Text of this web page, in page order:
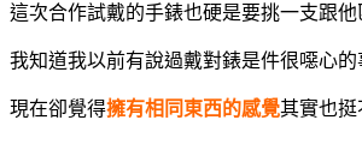
這次合作試戴的手錶也硬是要挑一支跟
我知道我以前有說過戴對錶是件很噁心的
現在卻覺得擁有相同東西的感覺其實也挺